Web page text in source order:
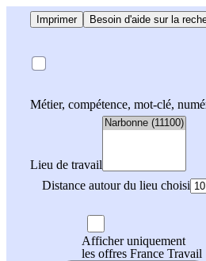
Imprimer Besoin d'aide sur la
Métier, compétence, mot-clé,
Lieu de travail
Distance autour du lieu choisi
Afficher uniquement
les offres France Travail